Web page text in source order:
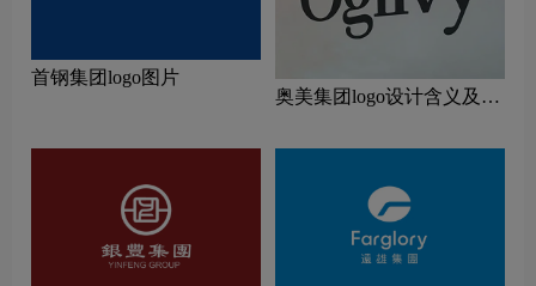
首钢集团logo图片
奥美集团logo设计含义及设